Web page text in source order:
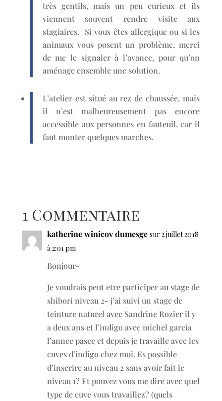
très gentils, mais un peu curieux et ils
viennent souvent rendre visite aux
stagiaires. Si vous êtes allergique ou si les
animaux vous posent un problème, merci
de me le signaler à l’avance, pour qu’on
aménage ensemble une solution.
L’atelier est situé au rez de chaussée, mais
il n’est malheureusement pas encore
accessible aux personnes en fauteuil, car il
faut monter quelques marches.
1 Commentaire
katherine winicov dumesge sur 2 juillet 2018
à 2:01 pm
Bonjour-
Je voudrais peut etre participer au stage de
shibori niveau 2- j’ai suivi un stage de
teinture naturel avec Sandrine Rozier il y
a deux ans et l’indigo avec michel garcia
l’annee pasee et depuis je travaille avec les
cuves d’indigo chez moi. Es possible
d’inscrire au niveau 2 sans avoir fait le
niveau 1? Et pouvez vous me dire avec quel
type de cuve vous travaillez? (quels